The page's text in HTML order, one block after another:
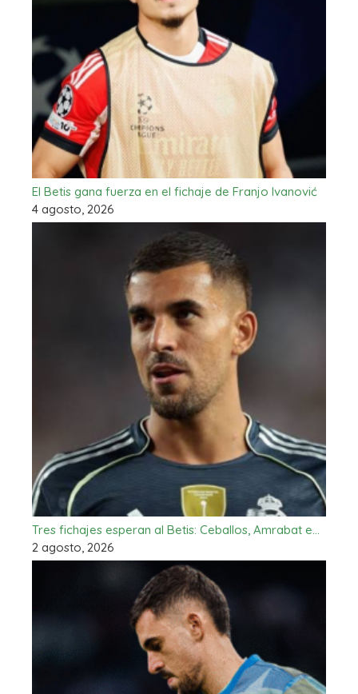
El Betis gana fuerza en el fichaje de Franjo Ivanović
4 agosto, 2026
Tres fichajes esperan al Betis: Ceballos, Amrabat e…
2 agosto, 2026